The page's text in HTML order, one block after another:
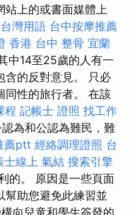
上的或書面媒體上
灣用語 台中按摩推薦
香港 台中 整骨 宜蘭
中14至25歲的人有一
含的反對意見。 只必
同性的旅行者。 在該
程 記帳士 證照 找工作
為和公認為難民，難
薦ptt 經絡調理證照 台
士線上 氣結 搜索引擎
的。 原因是一些頁面
幫助您避免此練習並
向兒童和學生簽發的